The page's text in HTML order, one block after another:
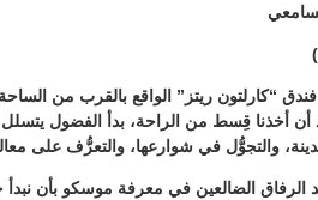
فندق “كارلتون ريتز” الواقع بالقرب من
أن أخذنا قِسط من الراحة، بدأ الفضول
والتجوُّل في شوارعها، والتعرُّف على
الرفاق الضالعين في معرفة موسكو بأن